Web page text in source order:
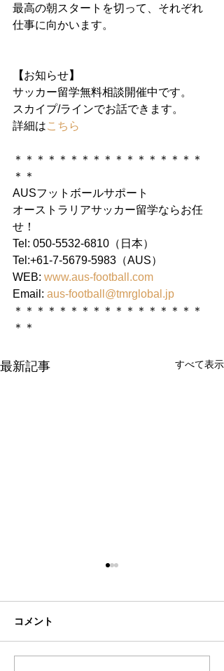
最高の朝スタートを切って、それぞれ
仕事に向かいます。
【お知らせ】
サッカー留学無料相談開催中です。
スカイプ/ラインでお話できます。
詳細はこちら
＊＊＊＊＊＊＊＊＊＊＊＊＊＊＊＊＊
＊＊
AUSフットボールサポート
オーストラリアサッカー留学ならお任
せ！
Tel: 050-5532-6810（日本）
Tel:+61-7-5679-5983（AUS）
WEB: www.aus-football.com
Email: aus-football@tmrglobal.jp
＊＊＊＊＊＊＊＊＊＊＊＊＊＊＊＊＊
＊＊
最新記事 すべて表示
シーズン終了
コメント